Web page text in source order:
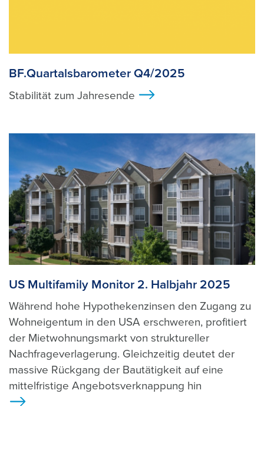
BF.Quartalsbarometer Q4/2025
Stabilität zum Jahresende
US Multifamily Monitor 2. Halbjahr 2025
Während hohe Hypothekenzinsen den Zugang zu
Wohneigentum in den USA erschweren, profitiert
der Mietwohnungsmarkt von struktureller
Nachfrageverlagerung. Gleichzeitig deutet der
massive Rückgang der Bautätigkeit auf eine
mittelfristige Angebotsverknappung hin